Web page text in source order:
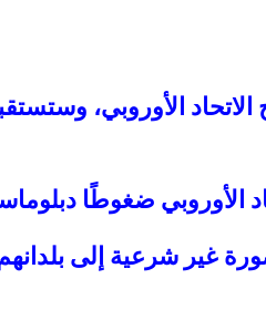
الأوروبي،
الأوروبي ضغوطًا
غير شرعية إلى